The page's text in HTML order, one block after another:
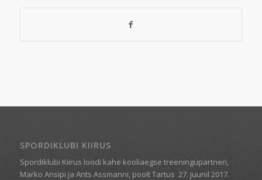
SPORDIKLUBI KIIRUS
Spordiklubi Kiirus loodi kahe kooliaegse treeningupartneri,
Marko Ansipi ja Ants Assmanni, poolt Tartus 27. juunil 2017.